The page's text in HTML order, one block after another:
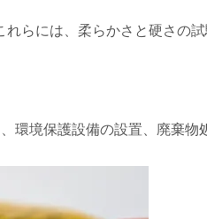
らには、柔らかさと硬さの
環境保護設備の設置、廃棄